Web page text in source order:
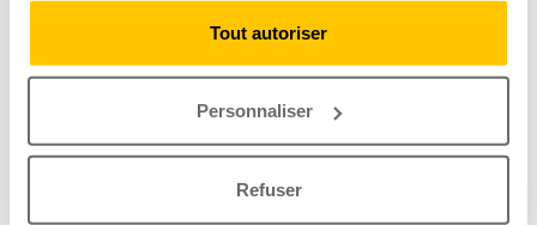
Tout autoriser
Personnaliser
Refuser